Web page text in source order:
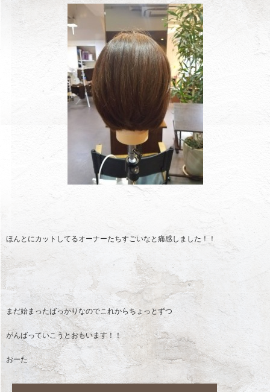
ほんとにカットしてるオーナーたちすごいなと痛感しました！！
まだ始まったばっかりなのでこれからちょっとずつ
がんばっていこうとおもいます！！
おーた